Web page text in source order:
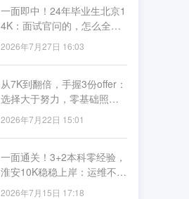
一面即中！24年毕业生北京1
4K：面试官问的，怎么全是
李导讲过的？
2026年7月27日 16:03
从7K到翻倍，手握3份offer：
选择大于努力，零基础照样
薪资飞跃
2026年7月22日 15:01
一面通关！3+2本科零经验，
淮安10K稳稳上岸：运维不看
资历看实力
2026年7月15日 17:18